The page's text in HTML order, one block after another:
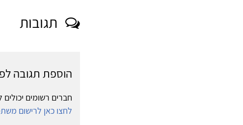
תגובות
הוספת תגובה
חברים רשומים יכולים
לחצו כאן לרישום